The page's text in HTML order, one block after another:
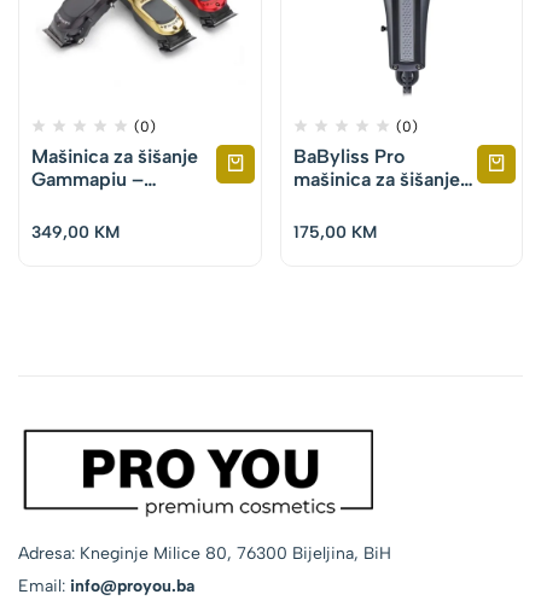
(0)
Mašinica za šišanje
Gammapiu –
349,00 KM
(0)
BaByliss Pro
mašinica za šišanje
Magnetic Clipper
175,00 KM
Adresa: Kneginje Milice 80, 76300 Bijeljina, BiH
Email: info@proyou.ba